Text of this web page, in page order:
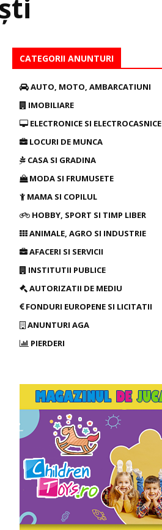
CATEGORII ANUNTURI
AUTO, MOTO, AMBARCATIUNI
IMOBILIARE
ELECTRONICE SI ELECTROCASNICE
LOCURI DE MUNCA
CASA SI GRADINA
MODA SI FRUMUSETE
MAMA SI COPILUL
HOBBY, SPORT SI TIMP LIBER
ANIMALE, AGRO SI INDUSTRIE
AFACERI SI SERVICII
INSTITUTII PUBLICE
AUTORIZATII DE MEDIU
FONDURI EUROPENE SI LICITATII
ANUNTURI AGA
PIERDERI